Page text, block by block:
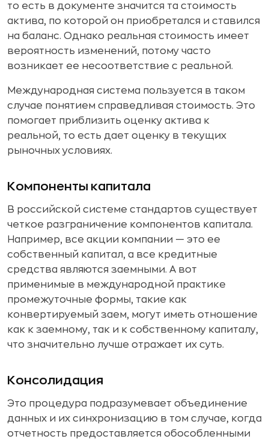
то есть в документе значится та стоимость
актива, по которой он приобретался и ставился
на баланс. Однако реальная стоимость имеет
вероятность изменений, потому часто
возникает ее несоответствие с реальной.
Международная система пользуется в таком
случае понятием справедливая стоимость. Это
помогает приблизить оценку актива к
реальной, то есть дает оценку в текущих
рыночных условиях.
Компоненты капитала
В российской системе стандартов существует
четкое разграничение компонентов капитала.
Например, все акции компании — это ее
собственный капитал, а все кредитные
средства являются заемными. А вот
применимые в международной практике
промежуточные формы, такие как
конвертируемый заем, могут иметь отношение
как к заемному, так и к собственному капиталу,
что значительно лучше отражает их суть.
Консолидация
Это процедура подразумевает объединение
данных и их синхронизацию в том случае, когда
отчетность предоставляется обособленными